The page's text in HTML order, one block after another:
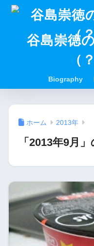
谷島崇徳
（
Biography
ホーム 2013年
「2013年9月